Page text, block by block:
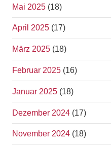
Mai 2025 (18)
April 2025 (17)
März 2025 (18)
Februar 2025 (16)
Januar 2025 (18)
Dezember 2024 (17)
November 2024 (18)